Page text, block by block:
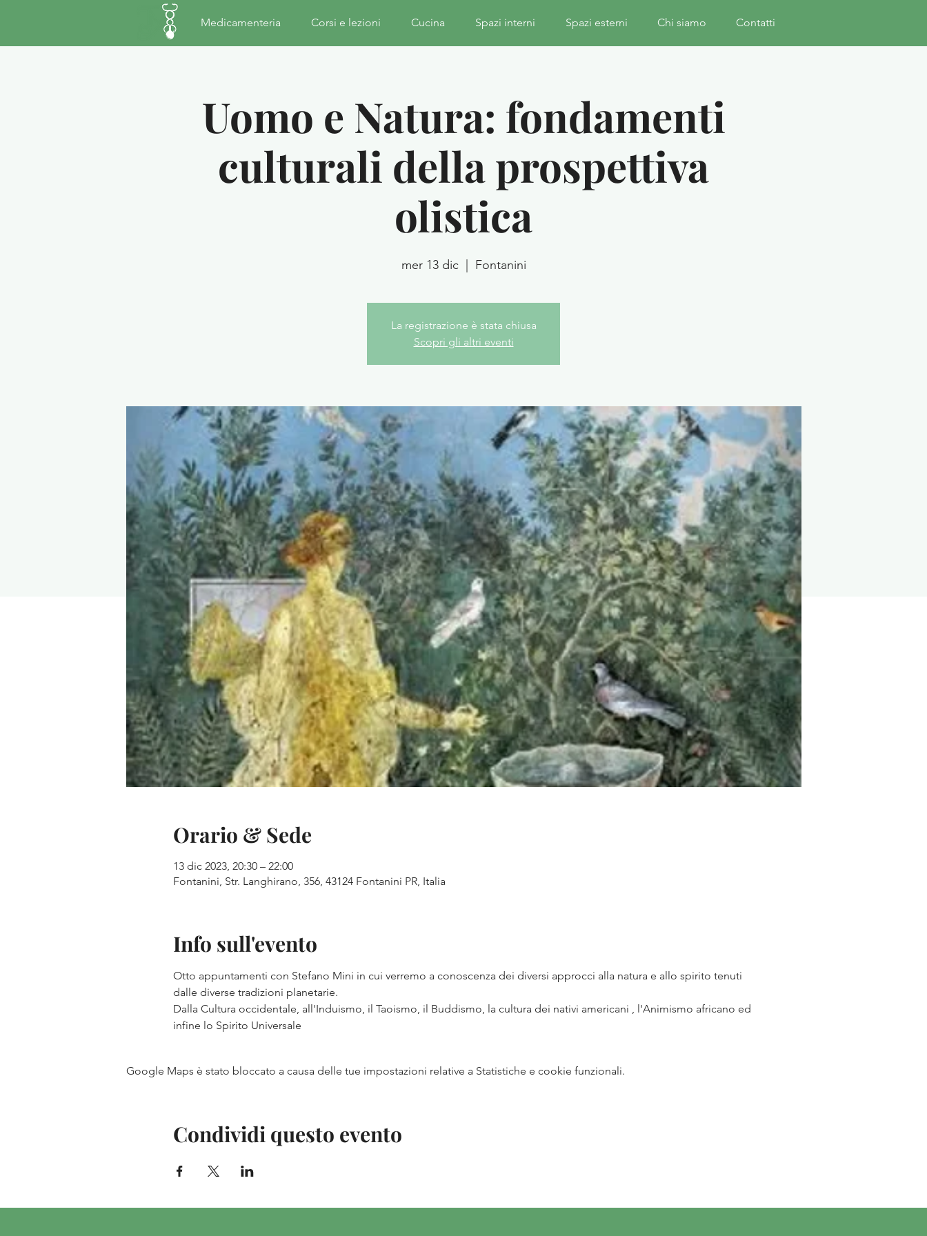
Medicamenteria Corsi e lezioni Cucina Spazi interni Spazi esterni Chi siamo Contatti
Uomo e Natura: fondamenti
culturali della prospettiva
olistica
mer 13 dic
  |
Fontanini
La registrazione è stata chiusa
Scopri gli altri eventi
Orario & Sede
13 dic 2023, 20:30 – 22:00
Fontanini, Str. Langhirano, 356, 43124 Fontanini PR, Italia
Info sull'evento
Otto appuntamenti con Stefano Mini in cui verremo a conoscenza dei diversi approcci alla natura e allo spirito tenuti
dalle diverse tradizioni planetarie.
Dalla Cultura occidentale, all'Induismo, il Taoismo, il Buddismo, la cultura dei nativi americani , l'Animismo africano ed
infine lo Spirito Universale
Google Maps è stato bloccato a causa delle tue impostazioni relative a Statistiche e cookie funzionali.
Condividi questo evento